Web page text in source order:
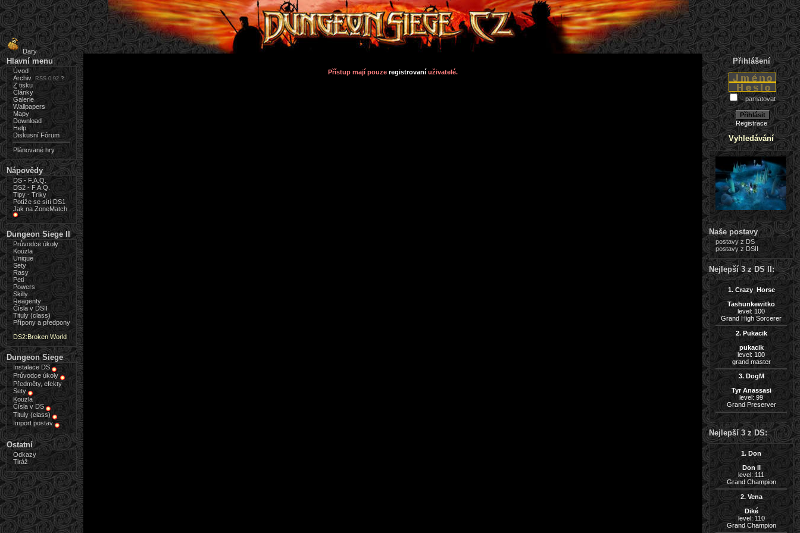
Dary
Hlavní menu
Úvod
Archiv
RSS 0.92 ?
Z tisku
Články
Galerie
Wallpapers
Mapy
Download
Help
Diskusní Fórum
Plánované hry
Nápovědy
DS - F.A.Q.
DS2 - F.A.Q.
Tipy - Triky
Potíže se sítí DS1
Jak na ZoneMatch
Dungeon Siege II
Průvodce úkoly
Kouzla
Unique
Sety
Rasy
Peti
Powers
Skilly
Reagenty
Čísla v DSII
Tituly (class)
Přípony a předpony
DS2:Broken World
Dungeon Siege
Instalace DS
Průvodce úkoly
Předměty, efekty
Sety
Kouzla
Čísla v DS
Tituly (class)
Import postav
Ostatní
Odkazy
Tiráž
Přístup mají pouze registrovaní uživatelé.
Přihlášení
- pamatovat
Registrace
Vyhledávání
Naše postavy
postavy z DS
postavy z DSII
Nejlepší 3 z DS II:
1. Crazy_Horse
Tashunkewitko
level: 100
Grand High Sorcerer
2. Pukacik
pukacik
level: 100
grand master
3. DogM
Tyr Anassasi
level: 99
Grand Preserver
Nejlepší 3 z DS:
1. Don
Don II
level: 111
Grand Champion
2. Vena
Diké
level: 110
Grand Champion